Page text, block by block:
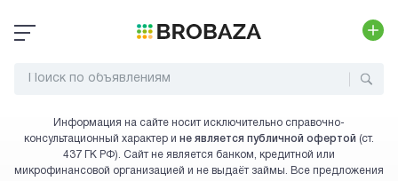
Информация на сайте носит исключительно справочно-
консультационный характер и не является публичной офертой (ст.
437 ГК РФ). Сайт не является банком, кредитной или
микрофинансовой организацией и не выдаёт займы. Все предложения